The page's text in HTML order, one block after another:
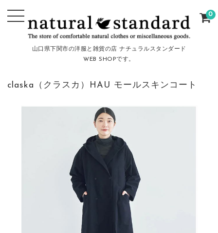
山口県下関市の洋服と雑貨の店 ナチュラルスタンダード
WEB SHOPです。
0
claska（クラスカ）HAU モールスキンコート